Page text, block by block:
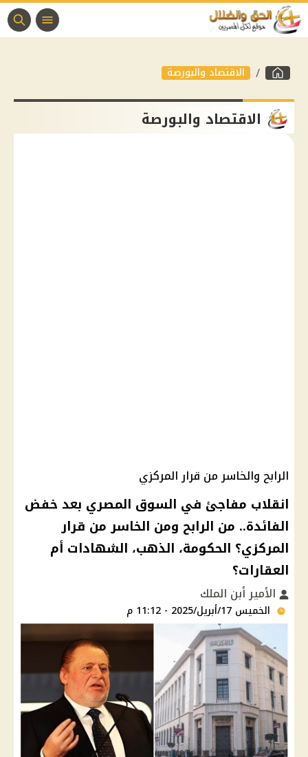
الاقتصاد والبورصة
الاقتصاد والبورصة
الرابح والخاسر من قرار المركزي
انقلاب مفاجئ في السوق المصري بعد خفض
الفائدة.. من الرابح ومن الخاسر من قرار
المركزي؟ الحكومة، الذهب، الشهادات أم
العقارات؟
الأمير أبن الملك
الخميس 17/أبريل/2025 - 11:12 م